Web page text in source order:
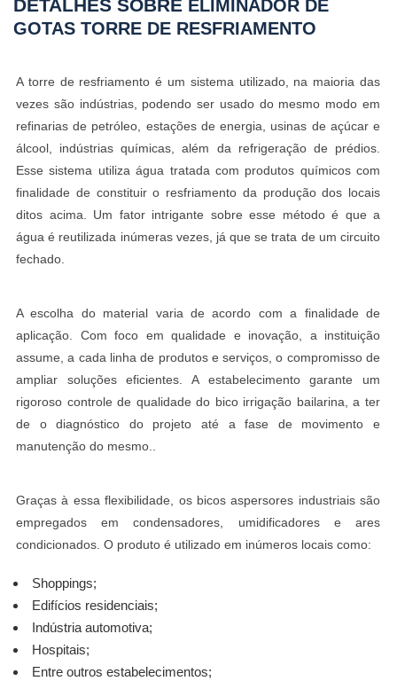
DETALHES SOBRE ELIMINADOR DE
GOTAS TORRE DE RESFRIAMENTO
A torre de resfriamento é um sistema utilizado, na maioria das
vezes são indústrias, podendo ser usado do mesmo modo em
refinarias de petróleo, estações de energia, usinas de açúcar e
álcool, indústrias químicas, além da refrigeração de prédios.
Esse sistema utiliza água tratada com produtos químicos com
finalidade de constituir o resfriamento da produção dos locais
ditos acima. Um fator intrigante sobre esse método é que a
água é reutilizada inúmeras vezes, já que se trata de um circuito
fechado.
A escolha do material varia de acordo com a finalidade de
aplicação. Com foco em qualidade e inovação, a instituição
assume, a cada linha de produtos e serviços, o compromisso de
ampliar soluções eficientes. A estabelecimento garante um
rigoroso controle de qualidade do bico irrigação bailarina, a ter
de o diagnóstico do projeto até a fase de movimento e
manutenção do mesmo..
Graças à essa flexibilidade, os bicos aspersores industriais são
empregados em condensadores, umidificadores e ares
condicionados. O produto é utilizado em inúmeros locais como:
Shoppings;
Edifícios residenciais;
Indústria automotiva;
Hospitais;
Entre outros estabelecimentos;